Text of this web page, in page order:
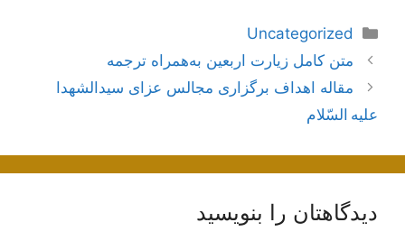
دسته‌ها
Uncategorized
ناوبری
نوشته‌ها
متن کامل زیارت اربعین به‌همراه ترجمه
مقاله اهداف برگزاری مجالس عزای سیدالشهدا
علیه السّلام
دیدگاهتان را بنویسید